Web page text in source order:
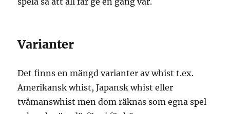
Varianter
Det finns en mängd varianter av whist t.ex.
Amerikansk whist, Japansk whist eller
tvåmanswhist men dom räknas som egna spel